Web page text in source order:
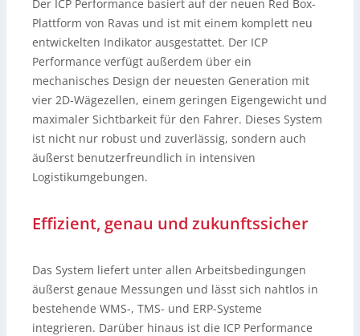
Der ICP Performance basiert auf der neuen Red Box-
Plattform von Ravas und ist mit einem komplett neu
entwickelten Indikator ausgestattet. Der ICP
Performance verfügt außerdem über ein
mechanisches Design der neuesten Generation mit
vier 2D-Wägezellen, einem geringen Eigengewicht und
maximaler Sichtbarkeit für den Fahrer. Dieses System
ist nicht nur robust und zuverlässig, sondern auch
äußerst benutzerfreundlich in intensiven
Logistikumgebungen.
Effizient, genau und zukunftssicher
Das System liefert unter allen Arbeitsbedingungen
äußerst genaue Messungen und lässt sich nahtlos in
bestehende WMS-, TMS- und ERP-Systeme
integrieren. Darüber hinaus ist die ICP Performance